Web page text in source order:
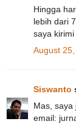
Hingga
lebih dari
saya kirimi
August
Siswanto
Mas, saya
email: